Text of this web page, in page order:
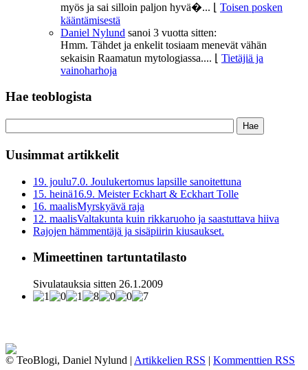
myös ja sai silloin paljon hyvä�...
Toisen posken
kääntämisestä
Daniel Nylund sanoi 3 vuotta sitten:
Hmm. Tähdet ja enkelit tosiaam menevät vähän
sekaisin Raamatun mytologiassa....
Tietäjiä ja
vainoharhoja
Hae teoblogista
Uusimmat artikkelit
19. joulu7.0. Joulukertomus lapsille sanoitettuna
15. heinä16.9. Meister Eckhart & Eckhart Tolle
16. maalisMyrskyävä raja
12. maalisValtakunta kuin rikkaruoho ja saastuttava hiiva
Rajojen hämmentäjä ja sisäpiirin kiusaukset.
Mimeettinen tartuntatilasto
Sivulatauksia sitten 26.1.2009
© TeoBlogi, Daniel Nylund | Artikkelien RSS | Kommenttien RSS